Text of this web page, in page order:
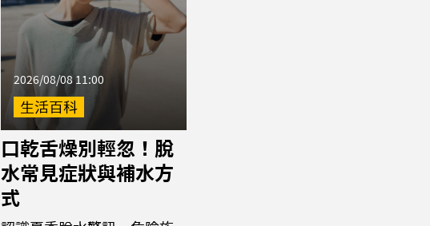
2026/08/08 11:00
生活百科
口乾舌燥別輕忽！脫
水常見症狀與補水方
式